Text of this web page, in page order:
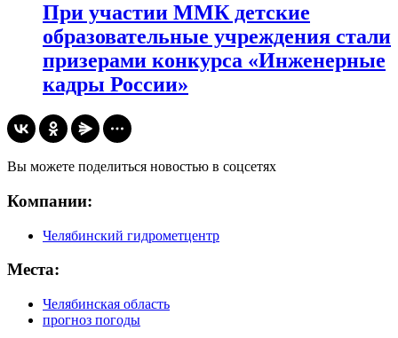
При участии ММК детские
образовательные учреждения стали
призерами конкурса «Инженерные
кадры России»
Вы можете поделиться новостью в соцсетях
Компании:
Челябинский гидрометцентр
Места:
Челябинская область
прогноз погоды